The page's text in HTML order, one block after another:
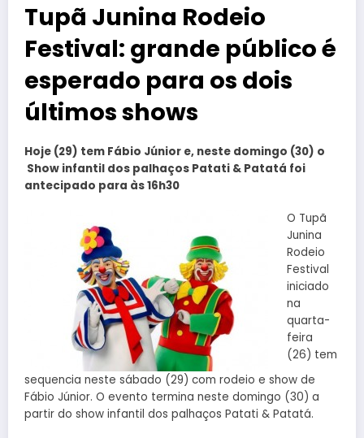
Tupã Junina Rodeio
Festival: grande público é
esperado para os dois
últimos shows
Hoje (29) tem Fábio Júnior e, neste domingo (30) o
Show infantil dos palhaços Patati & Patatá foi
antecipado para às 16h30
O Tupã
Junina
Rodeio
Festival
iniciado
na
quarta-
feira
(26) tem
sequencia neste sábado (29) com rodeio e show de
Fábio Júnior. O evento termina neste domingo (30) a
partir do show infantil dos palhaços Patati & Patatá.